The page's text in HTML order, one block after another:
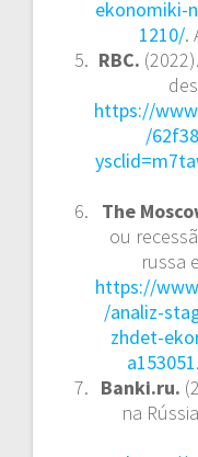
ekonomiki-
1210/.
RBC.
https://
/
The
ou
russa
https://
/analiz-
zhdet-
a153051
Banki.ru.
na